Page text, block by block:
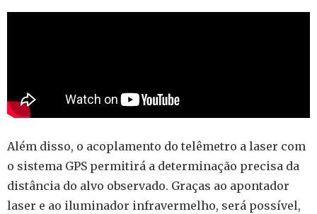
Além disso, o acoplamento do telêmetro a laser com
o sistema GPS permitirá a determinação precisa da
distância do alvo observado. Graças ao apontador
laser e ao iluminador infravermelho, será possível,